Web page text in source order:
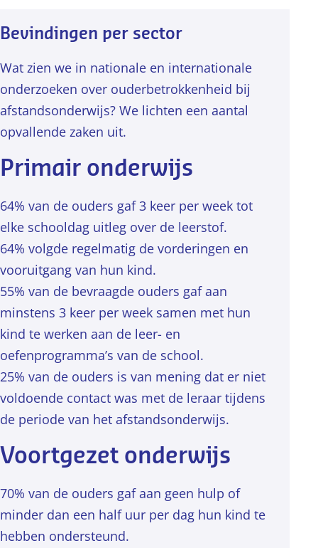
Bevindingen per sector
Wat zien we in nationale en internationale
onderzoeken over ouderbetrokkenheid bij
afstandsonderwijs? We lichten een aantal
opvallende zaken uit.
Primair onderwijs
64% van de ouders gaf 3 keer per week tot
elke schooldag uitleg over de leerstof.
64% volgde regelmatig de vorderingen en
vooruitgang van hun kind.
55% van de bevraagde ouders gaf aan
minstens 3 keer per week samen met hun
kind te werken aan de leer- en
oefenprogramma’s van de school.
25% van de ouders is van mening dat er niet
voldoende contact was met de leraar tijdens
de periode van het afstandsonderwijs.
Voortgezet onderwijs
70% van de ouders gaf aan geen hulp of
minder dan een half uur per dag hun kind te
hebben ondersteund.